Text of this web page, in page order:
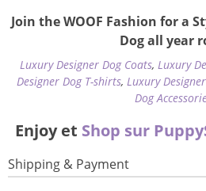
Join the WOOF Fashion for a
Dog all year
Luxury Designer Dog Coats, Luxury
Designer Dog T-shirts, Luxury
Dog
Enjoy et Shop sur
Shipping & Payment